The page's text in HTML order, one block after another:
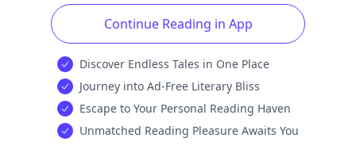
Continue Reading in App
Discover Endless Tales in One Place
Journey into Ad-Free Literary Bliss
Escape to Your Personal Reading Haven
Unmatched Reading Pleasure Awaits You